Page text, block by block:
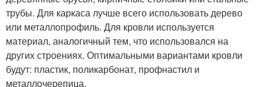
трубы. Для каркаса лучше всего использовать дерево
или металлопрофиль. Для кровли используется
материал, аналогичный тем, что использовался на
других строениях. Оптимальными вариантами кровли
будут: пластик, поликарбонат, профнастил и
металлочерепица.